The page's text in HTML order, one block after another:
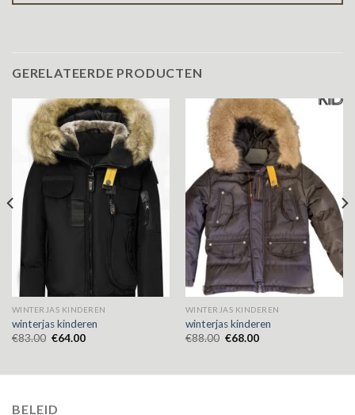
GERELATEERDE PRODUCTEN
WINTERJAS KINDEREN
winterjas kinderen
€83.00 €64.00
WINTERJAS KINDEREN
winterjas kinderen
€88.00 €68.00
BELEID